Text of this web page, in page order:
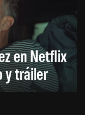
en Netflix
y tráiler